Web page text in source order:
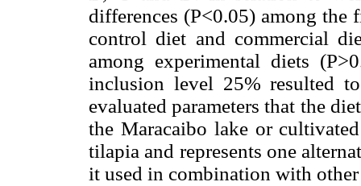
differences (P<0.05) among
control diet and commercial
among experimental diets
inclusion level 25% resulted
evaluated parameters that the
the Maracaibo lake or
tilapia and represents one
it used in combination with